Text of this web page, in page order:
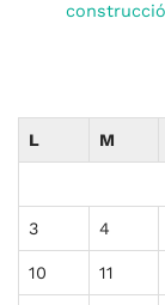
L M
3 4
10 11